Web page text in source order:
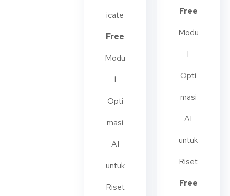
icate
Free
Modu
l
Opti
masi
AI
untuk
Riset
Free
Modu
l
Opti
masi
AI
untuk
Riset
Free